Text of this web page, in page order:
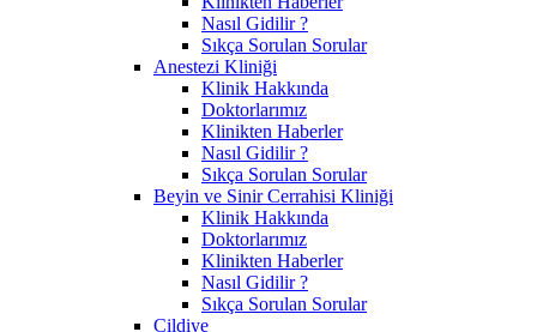
Nasıl Gidilir ?
Sıkça Sorulan Sorular
Anestezi Kliniği
Klinik Hakkında
Doktorlarımız
Klinikten Haberler
Nasıl Gidilir ?
Sıkça Sorulan Sorular
Beyin ve Sinir Cerrahisi Kliniği
Klinik Hakkında
Doktorlarımız
Klinikten Haberler
Nasıl Gidilir ?
Sıkça Sorulan Sorular
Cildiye